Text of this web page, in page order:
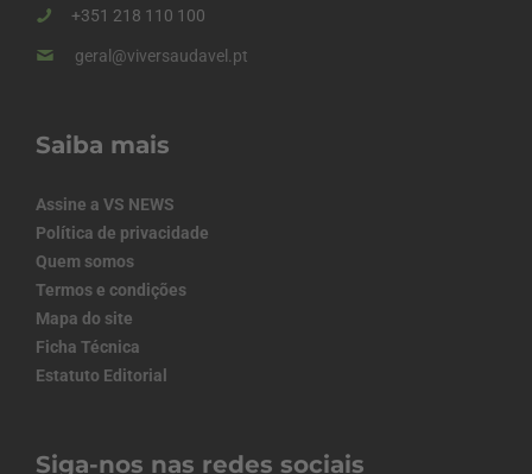
+351 218 110 100
geral@viversaudavel.pt
Saiba mais
Assine a VS NEWS
Política de privacidade
Quem somos
Termos e condições
Mapa do site
Ficha Técnica
Estatuto Editorial
Siga-nos nas redes sociais